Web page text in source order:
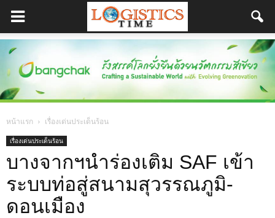
หน้าแรก เรื่องเด่นประเด็นร้อน
เรื่องเด่นประเด็นร้อน
บางจากฯนำร่องเติม SAF เข้า
ระบบท่อสู่สนามสุวรรณภูมิ-
ดอนเมือง